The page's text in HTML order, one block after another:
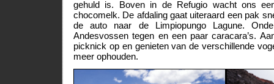
gehuld is. Boven in de Refugio wacht ons
chocomelk. De afdaling gaat uiteraard een pak
de auto naar de Limpiopungo Lagune.
Andesvossen tegen en een paar caracara’s.
picknick op en genieten van de verschillende
meer ophouden.